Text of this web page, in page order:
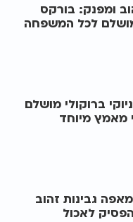
ומפנק: בורקס
לכל המשפחה
ברוקולי מושלם
מאמץ מיוחד
גבינות זהוב
לאכול